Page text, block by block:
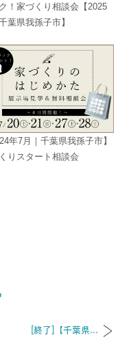
！家づくり相談会【2025
葉県我孫子市】
年7月｜千葉県我孫子市】
りスタート相談会
[終了]【千葉県...